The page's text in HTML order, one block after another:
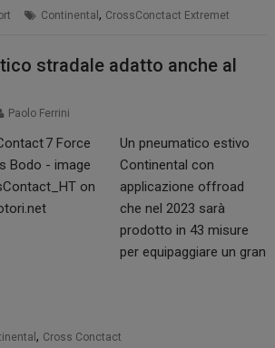
condizioni climatiche e
terreno. Continental ha
E per la terza stagione
del campionato offroad
di SUV elettrici. Per la…
Continental, CrossConctact Extremet
stradale adatto anche al
Paolo Ferrini
Un pneumatico estivo
Continental con
applicazione offroad
che nel 2023 sarà
prodotto in 43 misure
per equipaggiare un gran
presentato il nuovo
, Cross Conctact